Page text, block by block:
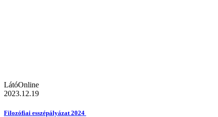
LátóOnline
2023.12.19
Filozófiai esszépályázat 2024